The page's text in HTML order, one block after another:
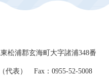
松浦郡玄海町大字諸浦348番
代表） Fax：0955-52-5008